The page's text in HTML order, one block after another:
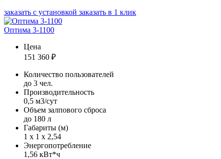
заказать с установкой заказать в 1 клик
Оптима 3-1100
Цена
151 360 ₽
Количество пользователей
до 3 чел.
Производительность
0,5 м3/сут
Объем залпового сброса
до 180 л
Габариты (м)
1 х 1 х 2,54
Энергопотребление
1,56 кВт*ч